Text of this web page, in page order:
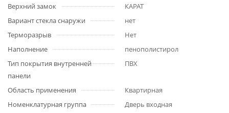
Верхний замок
КАРАТ
Вариант стекла снаружи
нет
Терморазрыв
Нет
Наполнение
пенополистирол
Тип покрытия внутренней
панели
ПВХ
Область применения
Квартирная
Номенклатурная группа
Дверь входная